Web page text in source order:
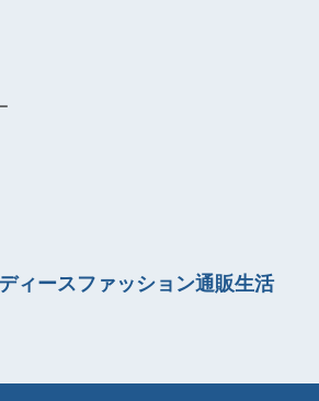
ィースファッション通販生活